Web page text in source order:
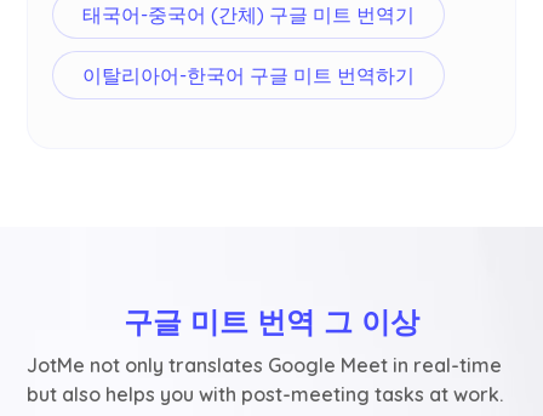
태국어-중국어 (간체) 구글 미트 번역기
이탈리아어-한국어 구글 미트 번역하기
구글 미트 번역 그 이상
JotMe not only translates Google Meet in real-time
but also helps you with post-meeting tasks at work.